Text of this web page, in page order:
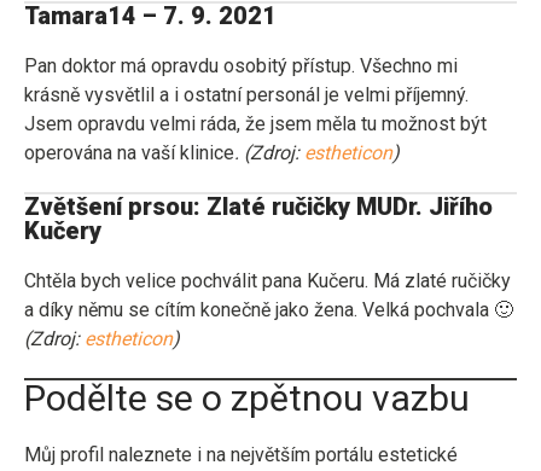
Tamara14 – 7. 9. 2021
Pan doktor má opravdu osobitý přístup. Všechno mi
krásně vysvětlil a i ostatní personál je velmi příjemný.
Jsem opravdu velmi ráda, že jsem měla tu možnost být
operována na vaší klinice. (Zdroj: estheticon)
Zvětšení prsou: Zlaté ručičky MUDr. Jiřího
Kučery
Chtěla bych velice pochválit pana Kučeru. Má zlaté ručičky
a díky němu se cítím konečně jako žena. Velká pochvala 🙂
(Zdroj: estheticon)
Podělte se o zpětnou vazbu
Můj profil naleznete i na největším portálu estetické